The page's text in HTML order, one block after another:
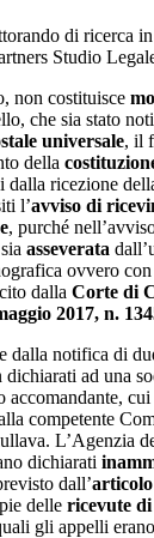
di ricerca
Studio
non costituisce
che sia stato
universale, il
della
ricezione
l’avviso di
, purché
sia asseverata
ovvero
dalla Corte di
2017, n.
dalla notifica di
ad una
accomandante,
competente
L’Agenzia
dichiarati
dall’
delle ricevute di
gli appelli